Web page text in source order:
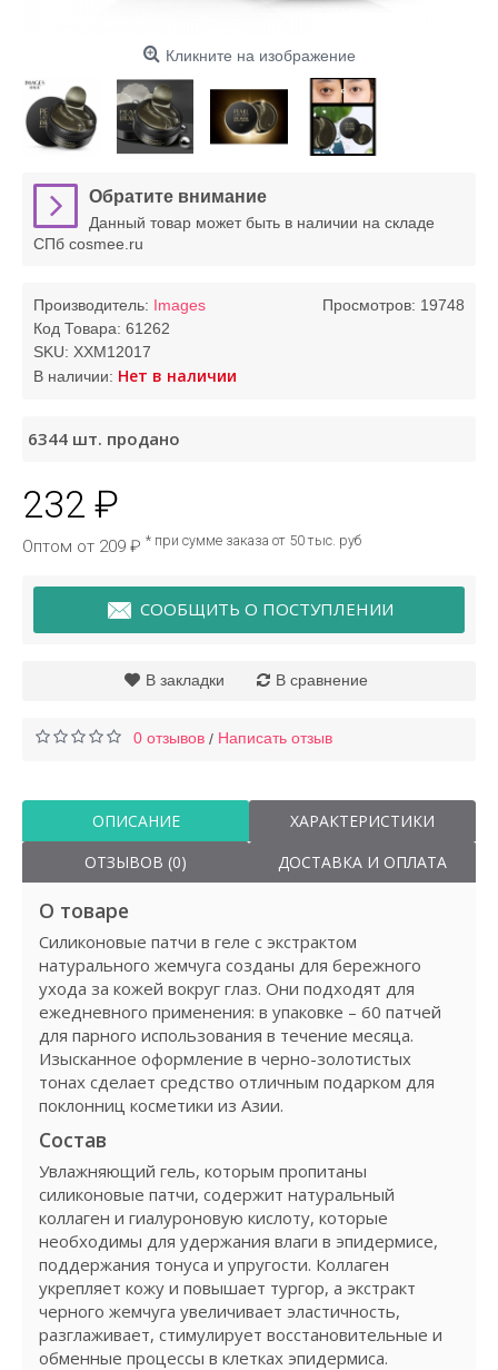
Кликните на изображение
Обратите внимание
Данный товар может быть в наличии на складе
СПб cosmee.ru
Просмотров: 19748
Производитель: Images
Код Товара: 61262
SKU: XXM12017
В наличии: Нет в наличии
6344 шт. продано
232 ₽
Оптом от 209 ₽ * при сумме заказа от 50 тыс. руб
СООБЩИТЬ О ПОСТУПЛЕНИИ
В закладки В сравнение
0 отзывов / Написать отзыв
ОПИСАНИЕ
ХАРАКТЕРИСТИКИ
ОТЗЫВОВ (0)
ДОСТАВКА И ОПЛАТА
О товаре
Силиконовые патчи в геле с экстрактом
натурального жемчуга созданы для бережного
ухода за кожей вокруг глаз. Они подходят для
ежедневного применения: в упаковке – 60 патчей
для парного использования в течение месяца.
Изысканное оформление в черно-золотистых
тонах сделает средство отличным подарком для
поклонниц косметики из Азии.
Состав
Увлажняющий гель, которым пропитаны
силиконовые патчи, содержит натуральный
коллаген и гиалуроновую кислоту, которые
необходимы для удержания влаги в эпидермисе,
поддержания тонуса и упругости. Коллаген
укрепляет кожу и повышает тургор, а экстракт
черного жемчуга увеличивает эластичность,
разглаживает, стимулирует восстановительные и
обменные процессы в клетках эпидермиса.